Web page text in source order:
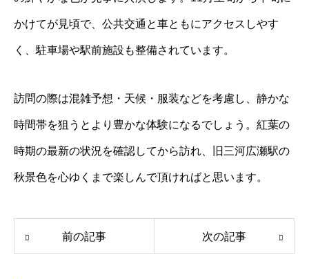
かけてが見頃で、公共交通と車ともにアクセスしやす
く、駐車場や駅前施設も整備されています。
訪問の際は混雑予想・天候・服装などを考慮し、静かな
時間帯を狙うとより豊かな体験になるでしょう。紅葉の
時期の最新の状況を確認してから訪れ、旧三河広瀬駅の
秋景色を心ゆくまで楽しんで頂ければと思います。
前の記事 次の記事